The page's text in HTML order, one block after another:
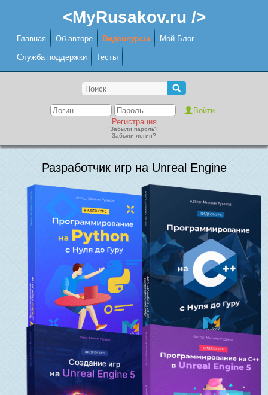
<MyRusakov.ru />
Главная Об авторе Видеокурсы Мой Блог
Служба поддержки Тесты
Регистрация
Забыли пароль?
Забыли логин?
Разработчик игр на Unreal Engine